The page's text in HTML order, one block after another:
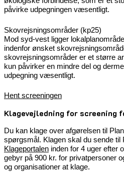
påvirke udpegningen væsentligt.
Skovrejsningsområder (kp25)
Mod syd-vest ligger
indenfor ønsket
skovrejsningsområder er et større
kun påvirker en mindre del og
udpegning væsentligt.
Hent screeningen
Klagevejledning for screening
Du kan klage over afgørelsen til
spørgsmål. Klagen skal du sende
Klageportalen inden for 4 uger efter
gebyr på 900 kr. for privatpersoner
og organisationer at klage.